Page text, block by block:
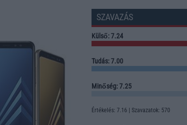
SZAVAZÁS
Külső: 7.24
Tudás: 7.00
Minőség: 7.25
Értékelés: 7.16 | Szavazatok: 570